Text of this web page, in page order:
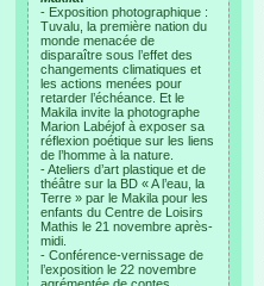
- Exposition photographique :
Tuvalu, la première nation du
monde menacée de
disparaître sous l’effet des
changements climatiques et
les actions menées pour
retarder l’échéance. Et le
Makila invite la photographe
Marion Labéjof à exposer sa
réflexion poétique sur les liens
de l’homme à la nature.
- Ateliers d’art plastique et de
théâtre sur la BD « A l’eau, la
Terre » par le Makila pour les
enfants du Centre de Loisirs
Mathis le 21 novembre après-
midi.
- Conférence-vernissage de
l’exposition le 22 novembre